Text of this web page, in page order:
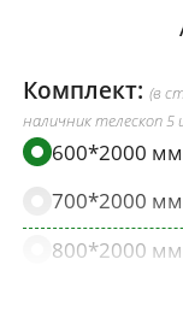
Комплект:(в
наличник телескоп
600*2000
700*2000
800*2000